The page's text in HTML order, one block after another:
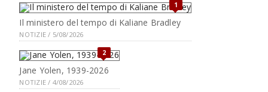
1
Il ministero del tempo di Kaliane Bradley
NOTIZIE / 5/08/2026
2
Jane Yolen, 1939-2026
NOTIZIE / 4/08/2026